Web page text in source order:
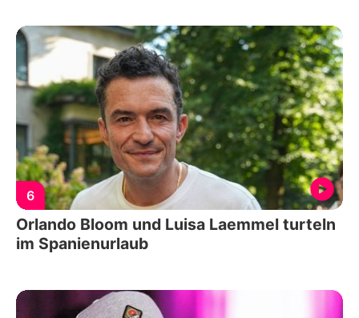
6
Orlando Bloom und Luisa Laemmel turteln
im Spanienurlaub